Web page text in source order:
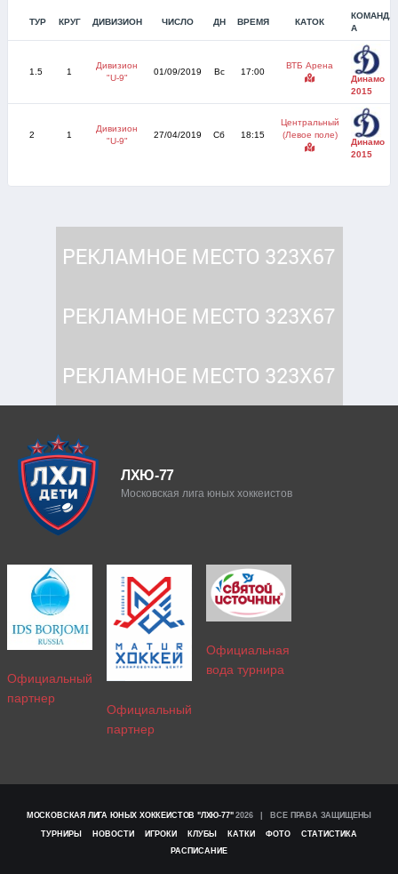
ТУР КРУГ ДИВИЗИОН ЧИСЛО ДН ВРЕМЯ КАТОК
КОМАНДА
А
1.5 1
Дивизион
"U-9"
01/09/2019 Вс 17:00
ВТБ Арена
Динамо
2015
2 1
Дивизион
"U-9"
27/04/2019 Сб 18:15
Центральный
(Левое поле)
Динамо
2015
ЛХЮ-77
Московская лига юных хоккеистов
Официальный
партнер
Официальный
партнер
Официальная
вода турнира
МОСКОВСКАЯ ЛИГА ЮНЫХ ХОККЕИСТОВ "ЛХЮ-77"2026 | ВСЕ ПРАВА ЗАЩИЩЕНЫ
ТУРНИРЫ НОВОСТИ ИГРОКИ КЛУБЫ КАТКИ ФОТО
СТАТИСТИКА
РАСПИСАНИЕ